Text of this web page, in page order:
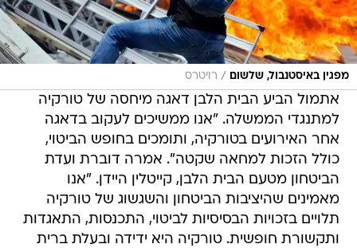
מפגין באיסטנבול, שלשום / רויטרס
אתמול הביע הבית הלבן דאגה מיחסה של טורקיה
למתנגדי הממשלה. "אנו ממשיכים לעקוב בדאגה
אחר האירועים בטורקיה, ותומכים בחופש הביטוי,
כולל הזכות למחאה שקטה". אמרה דוברת ועדת
הביטחון מטעם הבית הלבן, קייטלין היידן. "אנו
מאמינים שהיציבות הביטחון והשגשוג של טורקיה
תלויים בזכויות הבסיסיות לביטוי, התכנסות, התאגדות
ותקשורת חופשית. טורקיה היא ידידה ובעלת ברית